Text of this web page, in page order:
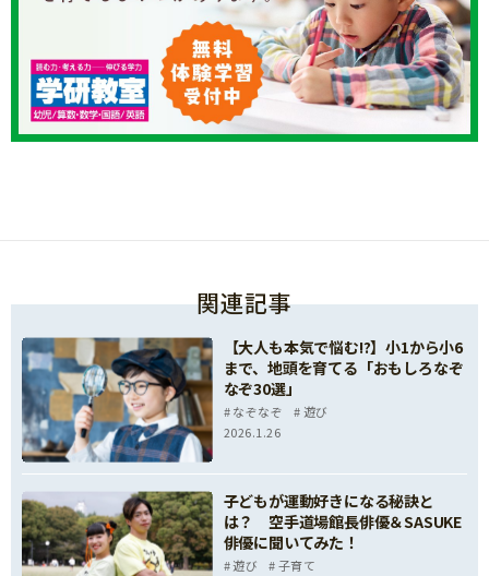
関連記事
【大人も本気で悩む!?】小1から小6
まで、地頭を育てる「おもしろなぞ
なぞ30選」
なぞなぞ
遊び
2026.1.26
子どもが運動好きになる秘訣と
は？ 空手道場館長俳優＆SASUKE
俳優に聞いてみた！
遊び
子育て